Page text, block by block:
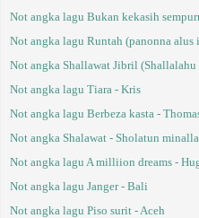
Not angka lagu Bukan kekasih
Not angka lagu Runtah (panonna
Not angka Shallawat Jibril (Shallalahu
Not angka lagu Tiara - Kris
Not angka lagu Berbeza kasta -
Not angka Shalawat - Sholatun
Not angka lagu A milliion dreams -
Not angka lagu Janger - Bali
Not angka lagu Piso surit - Aceh